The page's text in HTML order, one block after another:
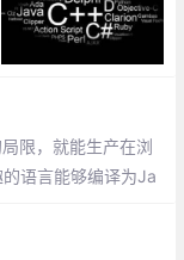
限，就能生产在浏
语言能够编译为Ja